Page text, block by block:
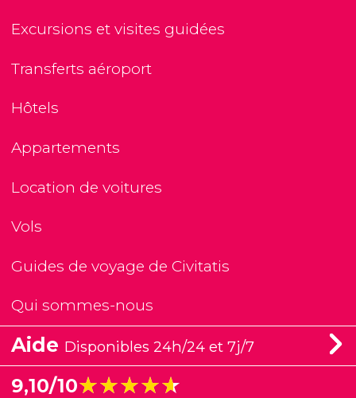
Excursions et visites guidées
Transferts aéroport
Hôtels
Appartements
Location de voitures
Vols
Guides de voyage de Civitatis
Qui sommes-nous
Aide Disponibles 24h/24 et 7j/7
9,10/10★★★★★
★★★★★